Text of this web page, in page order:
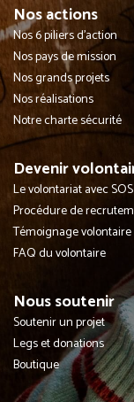
Nos actions
Nos 6 piliers d'action
Nos pays de mission
Nos grands projets
Nos réalisations
Notre charte sécurité
Devenir
Le volontariat avec SOS
Procédure de
Témoignage volontaire
FAQ du volontaire
Nous soutenir
Soutenir un projet
Legs et donations
Boutique